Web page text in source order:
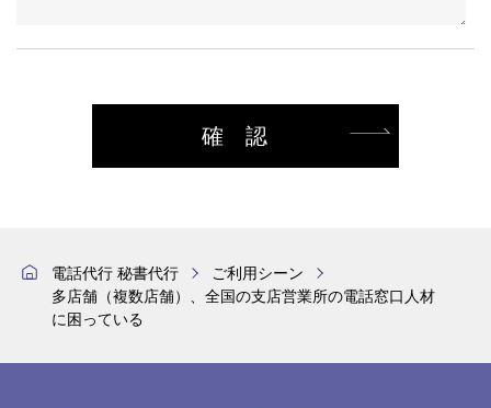
確認
電話代行 秘書代行
ご利用シーン
多店舗（複数店舗）、全国の支店営業所の電話窓口人材
に困っている